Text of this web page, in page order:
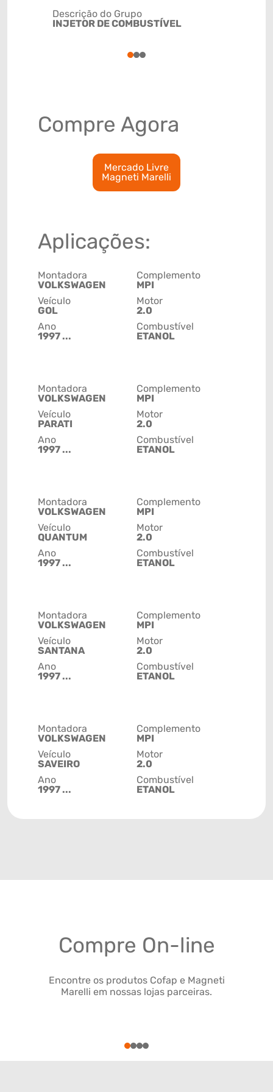
Descrição do Grupo
INJETOR DE COMBUSTÍVEL
123
Compre Agora
Mercado Livre
Magneti Marelli
Aplicações:
Montadora
VOLKSWAGEN
Veículo
GOL
Ano
1997 ...
Complemento
MPI
Motor
2.0
Combustível
ETANOL
Montadora
VOLKSWAGEN
Veículo
PARATI
Ano
1997 ...
Complemento
MPI
Motor
2.0
Combustível
ETANOL
Montadora
VOLKSWAGEN
Veículo
QUANTUM
Ano
1997 ...
Complemento
MPI
Motor
2.0
Combustível
ETANOL
Montadora
VOLKSWAGEN
Veículo
SANTANA
Ano
1997 ...
Complemento
MPI
Motor
2.0
Combustível
ETANOL
Montadora
VOLKSWAGEN
Veículo
SAVEIRO
Ano
1997 ...
Complemento
MPI
Motor
2.0
Combustível
ETANOL
Compre On-line
Encontre os produtos Cofap e Magneti
Marelli em nossas lojas parceiras.
1234